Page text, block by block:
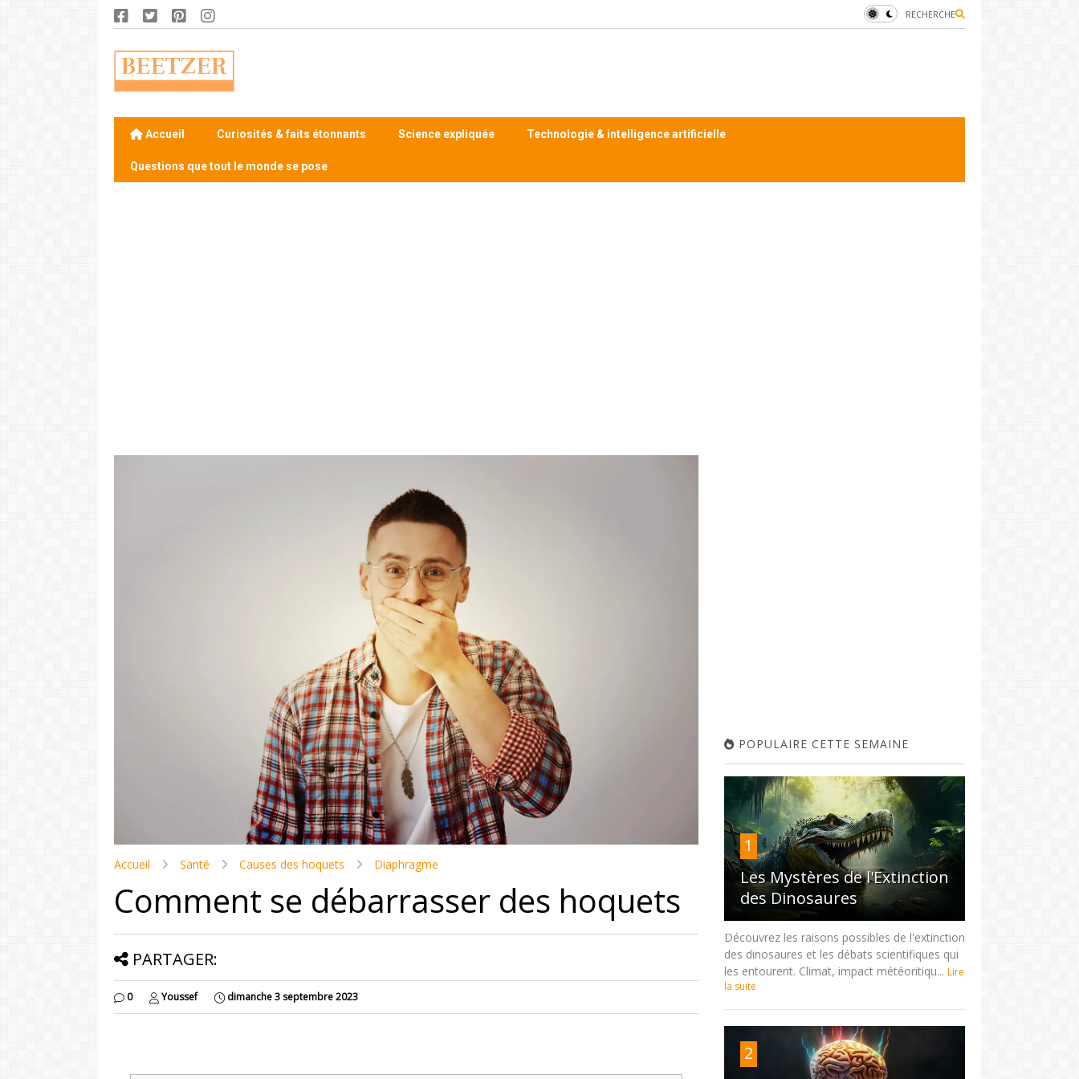
RECHERCHE
Accueil Curiosités & faits étonnants Science expliquée Technologie & intelligence artificielle
Questions que tout le monde se pose
Accueil Santé Causes des hoquets Diaphragme
Comment se débarrasser des hoquets
PARTAGER:
0 Youssef dimanche 3 septembre 2023
POPULAIRE CETTE SEMAINE
1
Les Mystères de l'Extinction
des Dinosaures
Découvrez les raisons possibles de l'extinction
des dinosaures et les débats scientifiques qui
les entourent. Climat, impact météoritiqu... Lire
la suite
2